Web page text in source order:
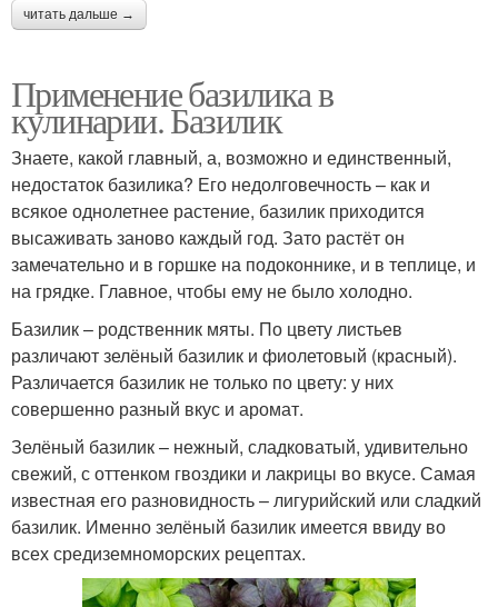
читать дальше →
Применение базилика в
кулинарии. Базилик
Знаете, какой главный, а, возможно и единственный,
недостаток базилика? Его недолговечность – как и
всякое однолетнее растение, базилик приходится
высаживать заново каждый год. Зато растёт он
замечательно и в горшке на подоконнике, и в теплице, и
на грядке. Главное, чтобы ему не было холодно.
Базилик – родственник мяты. По цвету листьев
различают зелёный базилик и фиолетовый (красный).
Различается базилик не только по цвету: у них
совершенно разный вкус и аромат.
Зелёный базилик – нежный, сладковатый, удивительно
свежий, с оттенком гвоздики и лакрицы во вкусе. Самая
известная его разновидность – лигурийский или сладкий
базилик. Именно зелёный базилик имеется ввиду во
всех средиземноморских рецептах.